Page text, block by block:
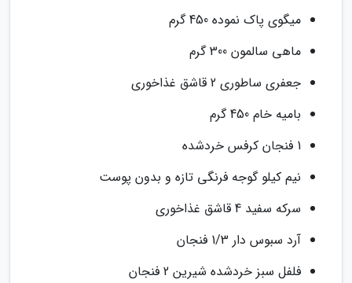
میگوی پاک نموده 450 گرم
ماهی سالمون 300 گرم
جعفری ساطوری 2 قاشق غذاخوری
بامیه خام 450 گرم
1 فنجان کرفس خردشده
نیم کیلو گوجه فرنگی تازه و بدون پوست
سرکه سفید 4 قاشق غذاخوری
آرد سبوس دار 1/3 فنجان
فلفل سبز خردشده شیرین 2 فنجان